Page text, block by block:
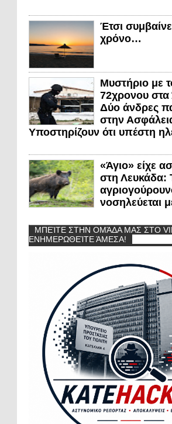
Έτσι
χρόνο…
Μυστήριο με
72χρονου στα
Δύο άνδρες
στην
Υποστηρίζουν ότι υπέστη
«Άγιο» είχε
στη Λευκάδα:
νοσηλεύεται
ΜΠΕΊΤΕ ΣΤΗΝ ΟΜΆΔΑ ΜΑΣ ΣΤΟ
ΕΝΗΜΕΡΩΘΕΊΤΕ ΆΜΕΣΑ!